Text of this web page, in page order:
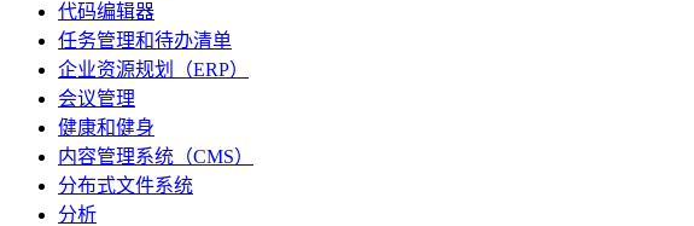
代码编辑器
任务管理和待办清单
企业资源规划（ERP）
会议管理
健康和健身
内容管理系统（CMS）
分布式文件系统
分析